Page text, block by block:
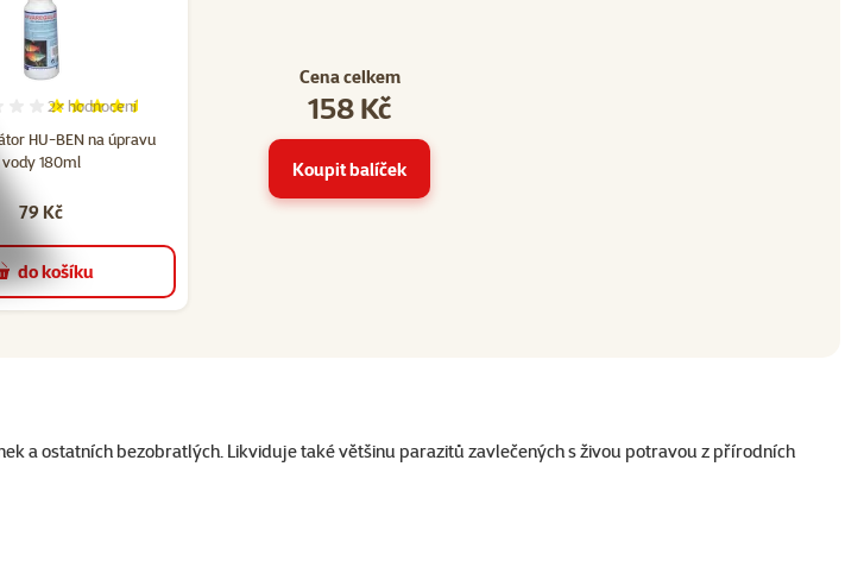
HU-BEN na úpravu
vody 180ml
Hodnocení 90%, počet hodnocení: 2
2× hodnocení
79 Kč
do košíku
Cena celkem
158 Kč
Koupit balíček
a ostatních bezobratlých. Likviduje také většinu parazitů zavlečených s živou potravou z přírodních